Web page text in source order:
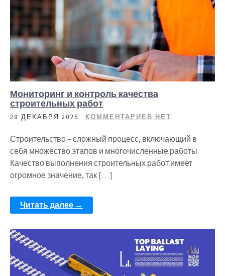
Мониторинг и контроль качества
строительных работ
28 ДЕКАБРЯ 2025 КОММЕНТАРИЕВ НЕТ
Строительство – сложный процесс, включающий в
себя множество этапов и многочисленные работы.
Качество выполнения строительных работ имеет
огромное значение, так […]
Читать далее →